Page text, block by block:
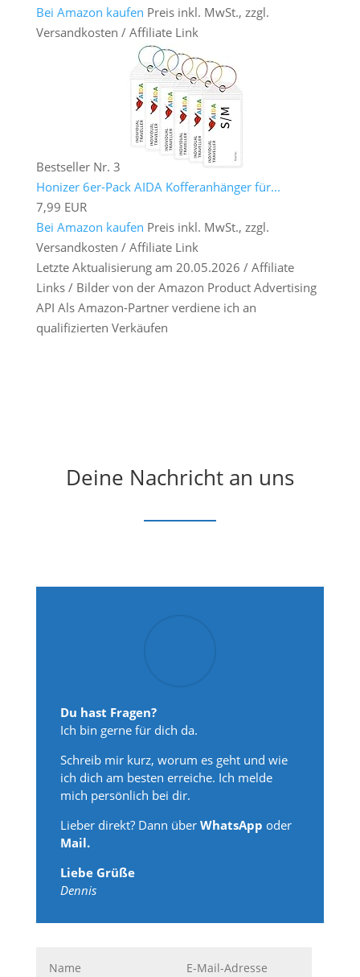
Bei Amazon kaufen Preis inkl. MwSt., zzgl.
Versandkosten / Affiliate Link
Bestseller Nr. 3
Honizer 6er-Pack AIDA Kofferanhänger für...
7,99 EUR
Bei Amazon kaufen Preis inkl. MwSt., zzgl.
Versandkosten / Affiliate Link
Letzte Aktualisierung am 20.05.2026 / Affiliate
Links / Bilder von der Amazon Product Advertising
API Als Amazon-Partner verdiene ich an
qualifizierten Verkäufen
Deine Nachricht an uns
Du hast Fragen?
Ich bin gerne für dich da.
Schreib mir kurz, worum es geht und wie
ich dich am besten erreiche. Ich melde
mich persönlich bei dir.
Lieber direkt? Dann überWhatsApp oder
Mail.
Liebe Grüße
Dennis